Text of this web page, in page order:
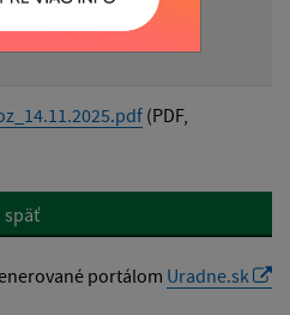
(PDF,
späť
portálom Uradne.sk